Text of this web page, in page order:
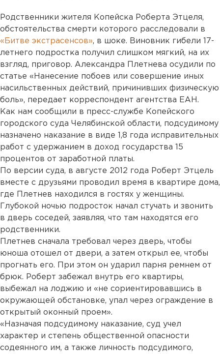
Родственники жителя Копейска Роберта Этцеля,
обстоятельства смерти которого расследовали в
«Битве экстрасенсов», в шоке. Виновник гибели 17-
летнего подростка получил слишком мягкий, на их
взгляд, приговор. Александра Плетнева осудили по
статье «Нанесение побоев или совершение иных
насильственных действий, причинивших физическую
боль», передает корреспондент агентства ЕАН.
Как нам сообщили в пресс-службе Копейского
городского суда Челябинской области, подсудимому
назначено наказание в виде 1,8 года исправительных
работ с удержанием в доход государства 15
процентов от заработной платы.
По версии суда, в августе 2012 года Роберт Этцель
вместе с друзьями проводил время в квартире дома,
где Плетнев находился в гостях у женщины.
Глубокой ночью подросток начал стучать и звонить
в дверь соседей, заявляя, что там находятся его
родственники.
Плетнев сначала требовал через дверь, чтобы
юноша отошел от двери, а затем открыл ее, чтобы
прогнать его. При этом он ударил парня ремнем от
брюк. Роберт забежал внутрь его квартиры,
выбежал на лоджию и «не сориентировавшись в
окружающей обстановке, упал через ограждение в
открытый оконный проем».
«Назначая подсудимому наказание, суд учел
характер и степень общественной опасности
содеянного им, а также личность подсудимого,